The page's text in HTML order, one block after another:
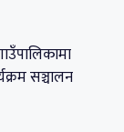
सञ्चालन